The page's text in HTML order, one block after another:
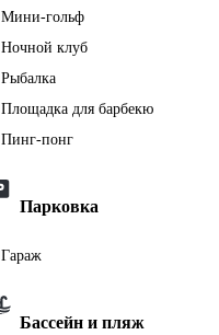
Мини-гольф
Ночной клуб
Рыбалка
Площадка для барбекю
Пинг-понг
Парковка
Гараж
Бассейн и пляж